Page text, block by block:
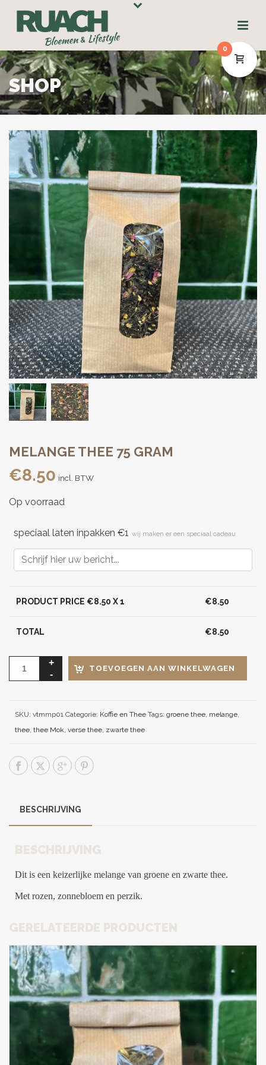
SHOP
MELANGE THEE 75 GRAM
€8.50 incl. BTW
Op voorraad
speciaal laten inpakken €1 wij maken er een speciaal cadeau
PRODUCT PRICE €8.50 X 1 €8.50
TOTAL €8.50
TOEVOEGEN AAN WINKELWAGEN
SKU: vtmmp01 Categorie: Koffie en Thee Tags: groene thee, melange,
thee, thee Mok, verse thee, zwarte thee
BESCHRIJVING
BESCHRIJVING
Dit is een keizerlijke melange van groene en zwarte thee.
Met rozen, zonnebloem en perzik.
GERELATEERDE PRODUCTEN
0